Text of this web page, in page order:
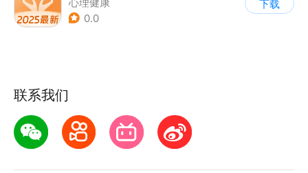
心理健康
0.0
下载
联系我们